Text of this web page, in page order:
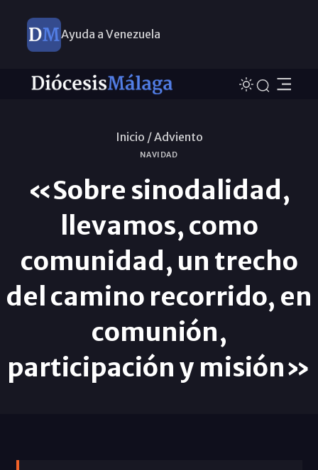
Ayuda a Venezuela
Inicio /Adviento
NAVIDAD
«Sobre sinodalidad,
llevamos, como
comunidad, un trecho
del camino recorrido, en
comunión,
participación y misión»